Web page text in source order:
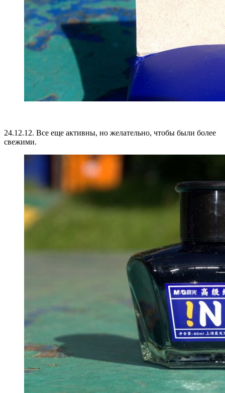
24.12.12. Все еще активны, но желательно, чтобы были более
свежими.